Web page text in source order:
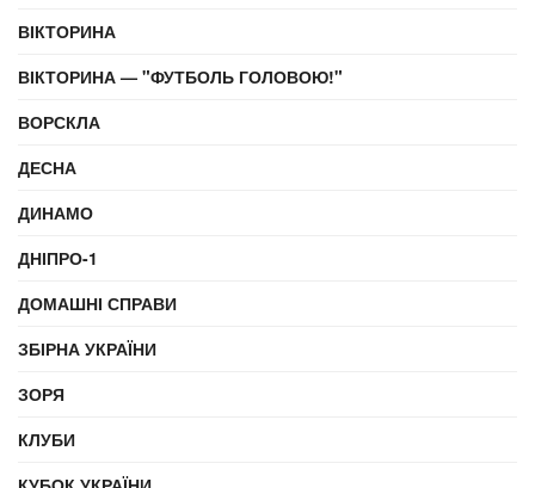
ВІКТОРИНА
ВІКТОРИНА — "ФУТБОЛЬ ГОЛОВОЮ!"
ВОРСКЛА
ДЕСНА
ДИНАМО
ДНІПРО-1
ДОМАШНІ СПРАВИ
ЗБІРНА УКРАЇНИ
ЗОРЯ
КЛУБИ